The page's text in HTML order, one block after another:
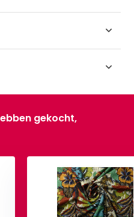
gekocht,